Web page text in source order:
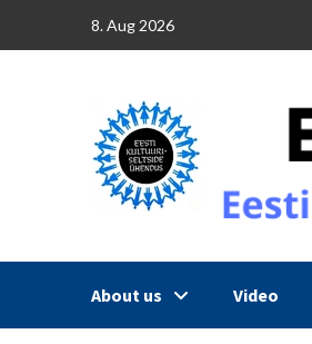
8. Aug 2026
About us Video